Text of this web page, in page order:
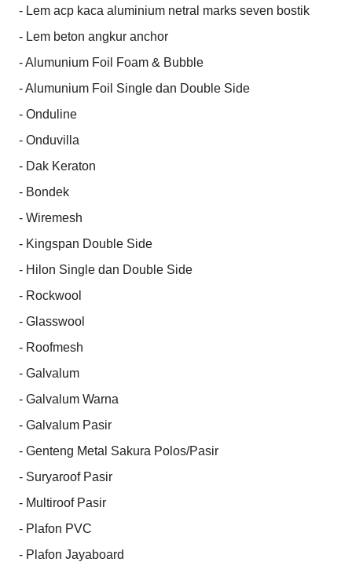
- Lem acp kaca aluminium netral marks seven bostik
- Lem beton angkur anchor
- Alumunium Foil Foam & Bubble
- Alumunium Foil Single dan Double Side
- Onduline
- Onduvilla
- Dak Keraton
- Bondek
- Wiremesh
- Kingspan Double Side
- Hilon Single dan Double Side
- Rockwool
- Glasswool
- Roofmesh
- Galvalum
- Galvalum Warna
- Galvalum Pasir
- Genteng Metal Sakura Polos/Pasir
- Suryaroof Pasir
- Multiroof Pasir
- Plafon PVC
- Plafon Jayaboard